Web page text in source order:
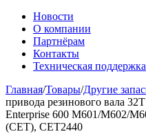
Новости
О компании
Партнёрам
Контакты
Техническая поддержка
Главная/Товары/Другие
привода резинового вала
Enterprise 600 M601/M602/
(CET), CET2440